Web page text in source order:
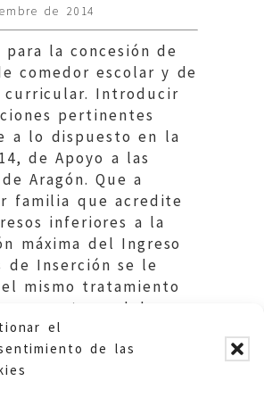
el
de las
de 2014
la concesión de
comedor escolar y de
curricular. Introducir
pertinentes
a lo dispuesto en la
de Apoyo a las
Aragón. Que a
familia que acredite
inferiores a la
máxima del Ingreso
de Inserción se le
mismo tratamiento
perceptores del
Educación. DGA